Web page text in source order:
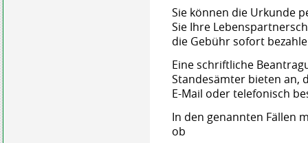
Sie können die Urkunde
Sie Ihre
die Gebühr sofort
Eine schriftliche
Standesämter bieten an,
E-Mail oder telefonisch
In den genannten Fällen
ob